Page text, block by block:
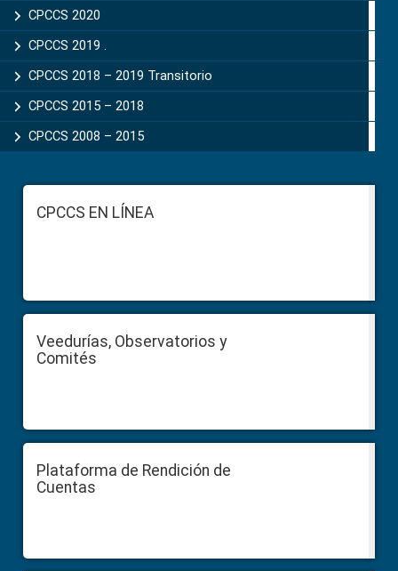
CPCCS 2020
CPCCS 2019 .
CPCCS 2018 – 2019 Transitorio
CPCCS 2015 – 2018
CPCCS 2008 – 2015
FooterCPCCS EN LÍNEA
Veedurías, Observatorios y
Comités
Plataforma de Rendición de
Cuentas